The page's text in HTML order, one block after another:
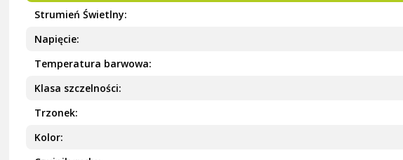
Strumień Świetlny
Napięcie
Temperatura barwowa
Klasa szczelności
Trzonek
Kolor